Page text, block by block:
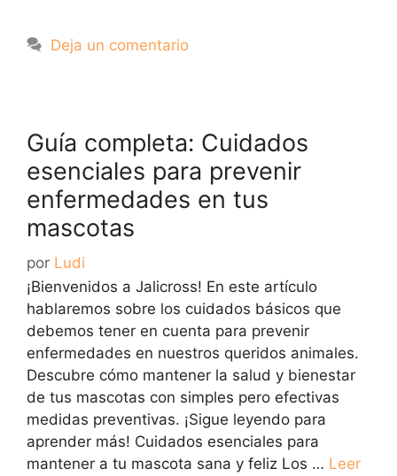
Deja un comentario
Guía completa: Cuidados
esenciales para prevenir
enfermedades en tus
mascotas
por Ludi
¡Bienvenidos a Jalicross! En este artículo
hablaremos sobre los cuidados básicos que
debemos tener en cuenta para prevenir
enfermedades en nuestros queridos animales.
Descubre cómo mantener la salud y bienestar
de tus mascotas con simples pero efectivas
medidas preventivas. ¡Sigue leyendo para
aprender más! Cuidados esenciales para
mantener a tu mascota sana y feliz Los … Leer